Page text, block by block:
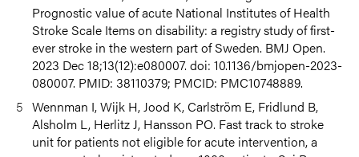
Prognostic value of acute National Institutes of Health
Stroke Scale Items on disability: a registry study of first-
ever stroke in the western part of Sweden. BMJ Open.
2023 Dec 18;13(12):e080007. doi: 10.1136/bmjopen-2023-
080007. PMID: 38110379; PMCID: PMC10748889.
Wennman I, Wijk H, Jood K, Carlström E, Fridlund B,
Alsholm L, Herlitz J, Hansson PO. Fast track to stroke
unit for patients not eligible for acute intervention, a